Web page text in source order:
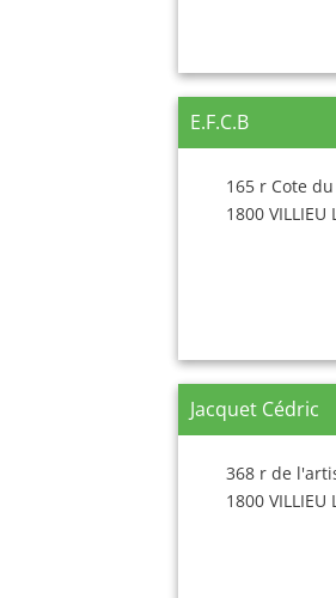
E.F.C.B
165 r Cote
1800 VILLIEU
Jacquet Cédric
368 r de
1800 VILLIEU